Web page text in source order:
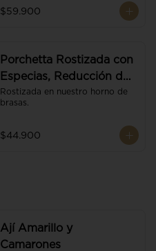
$59.900
Porchetta Rostizada con
Especias, Reducción de
Panela y Vino
Rostizada en nuestro horno de
brasas.
$44.900
Ají Amarillo y
Camarones